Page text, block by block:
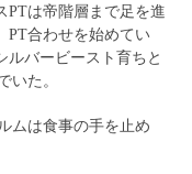
は帝階層まで足を進
PT合わせを始めてい
ルバービースト育ちと
いた。
ムは食事の手を止め